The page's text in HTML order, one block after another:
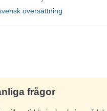
översättning
frågor